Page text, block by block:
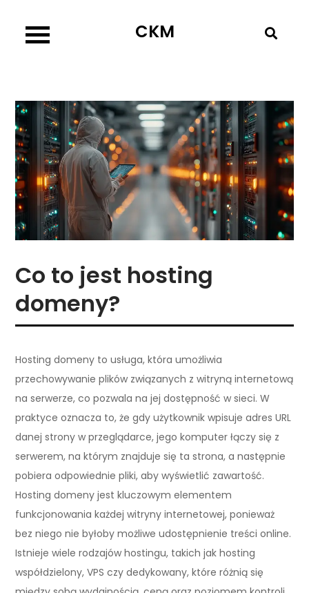
content
CKM
Co to jest hosting
domeny?
Hosting domeny to usługa, która umożliwia
przechowywanie plików związanych z witryną internetową
na serwerze, co pozwala na jej dostępność w sieci. W
praktyce oznacza to, że gdy użytkownik wpisuje adres URL
danej strony w przeglądarce, jego komputer łączy się z
serwerem, na którym znajduje się ta strona, a następnie
pobiera odpowiednie pliki, aby wyświetlić zawartość.
Hosting domeny jest kluczowym elementem
funkcjonowania każdej witryny internetowej, ponieważ
bez niego nie byłoby możliwe udostępnienie treści online.
Istnieje wiele rodzajów hostingu, takich jak hosting
współdzielony, VPS czy dedykowany, które różnią się